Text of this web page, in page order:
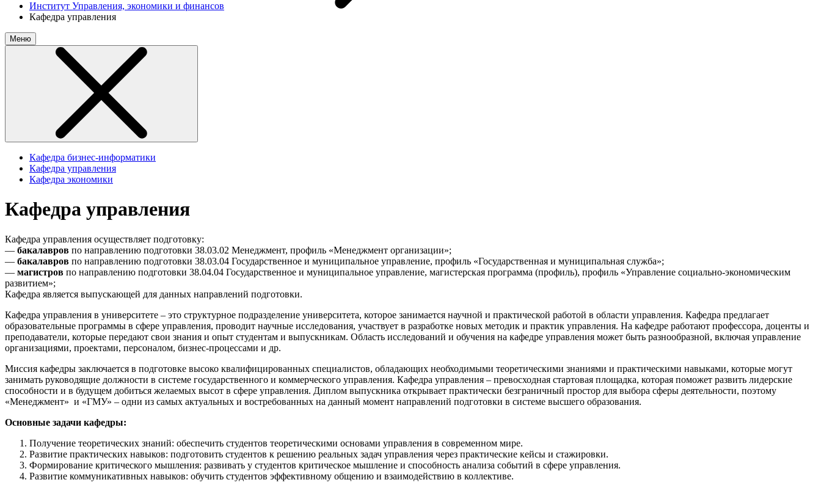
Институт Управления, экономики и финансов
Кафедра управления
Меню
Кафедра бизнес-информатики
Кафедра управления
Кафедра экономики
Кафедра управления
Кафедра управления осуществляет подготовку:
— бакалавров по направлению подготовки 38.03.02 Менеджмент, профиль «Менеджмент организации»;
— бакалавров по направлению подготовки 38.03.04 Государственное и муниципальное управление, профиль «Государственная и муниципальная служба»;
— магистров по направлению подготовки 38.04.04 Государственное и муниципальное управление, магистерская программа (профиль), профиль «Управление социально-экономическим
развитием»;
Кафедра является выпускающей для данных направлений подготовки.
Кафедра управления в университете – это структурное подразделение университета, которое занимается научной и практической работой в области управления. Кафедра предлагает
образовательные программы в сфере управления, проводит научные исследования, участвует в разработке новых методик и практик управления. На кафедре работают профессора, доценты и
преподаватели, которые передают свои знания и опыт студентам и выпускникам. Область исследований и обучения на кафедре управления может быть разнообразной, включая управление
организациями, проектами, персоналом, бизнес-процессами и др.
Миссия кафедры заключается в подготовке высоко квалифицированных специалистов, обладающих необходимыми теоретическими знаниями и практическими навыками, которые могут
занимать руководящие должности в системе государственного и коммерческого управления. Кафедра управления – превосходная стартовая площадка, которая поможет развить лидерские
способности и в будущем добиться желаемых высот в сфере управления. Диплом выпускника открывает практически безграничный простор для выбора сферы деятельности, поэтому
«Менеджмент» и «ГМУ» – одни из самых актуальных и востребованных на данный момент направлений подготовки в системе высшего образования.
Основные задачи кафедры:
Получение теоретических знаний: обеспечить студентов теоретическими основами управления в современном мире.
Развитие практических навыков: подготовить студентов к решению реальных задач управления через практические кейсы и стажировки.
Формирование критического мышления: развивать у студентов критическое мышление и способность анализа событий в сфере управления.
Развитие коммуникативных навыков: обучить студентов эффективному общению и взаимодействию в коллективе.